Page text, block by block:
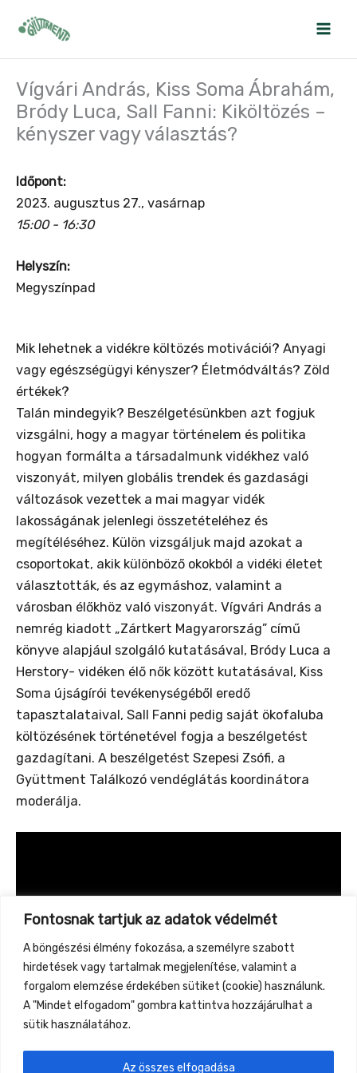
Fontosnak tartjuk az adatok védelmét
A böngészési élmény fokozása, a személyre szabott
hirdetések vagy tartalmak megjelenítése, valamint a
forgalom elemzése érdekében sütiket (cookie) használunk.
A "Mindet elfogadom" gombra kattintva hozzájárulhat a
sütik használatához.
Az összes elfogadása
Vígvári András, Kiss Soma Ábrahám,
Bródy Luca, Sall Fanni: Kiköltözés –
kényszer vagy választás?
Időpont:
2023. augusztus 27., vasárnap
15:00 - 16:30
Helyszín:
Megyszínpad
Mik lehetnek a vidékre költözés motivációi? Anyagi
vagy egészségügyi kényszer? Életmódváltás? Zöld
értékek?
Talán mindegyik? Beszélgetésünkben azt fogjuk
vizsgálni, hogy a magyar történelem és politika
hogyan formálta a társadalmunk vidékhez való
viszonyát, milyen globális trendek és gazdasági
változások vezettek a mai magyar vidék
lakosságának jelenlegi összetételéhez és
megítéléséhez. Külön vizsgáljuk majd azokat a
csoportokat, akik különböző okokból a vidéki életet
választották, és az egymáshoz, valamint a
városban élőkhöz való viszonyát. Vígvári András a
nemrég kiadott „Zártkert Magyarország” című
könyve alapjául szolgáló kutatásával, Bródy Luca a
Herstory- vidéken élő nők között kutatásával, Kiss
Soma újságírói tevékenységéből eredő
tapasztalataival, Sall Fanni pedig saját ökofaluba
költözésének történetével fogja a beszélgetést
gazdagítani. A beszélgetést Szepesi Zsófi, a
Gyüttment Találkozó vendéglátás koordinátora
moderálja.